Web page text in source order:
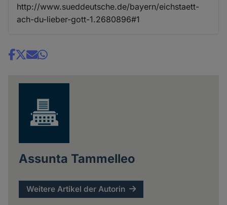
http://www.sueddeutsche.de/bayern/eichstaett-
ach-du-lieber-gott-1.2680896#1
Share
Assunta Tammelleo
Weitere Artikel der Autorin